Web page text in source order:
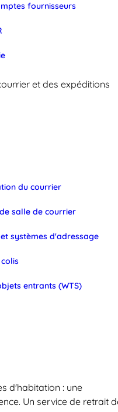
fournisseurs
et des expéditions
du courrier
salle de courrier
systèmes d'adressage
entrants (WTS)
d'habitation : une
Un service de retrait